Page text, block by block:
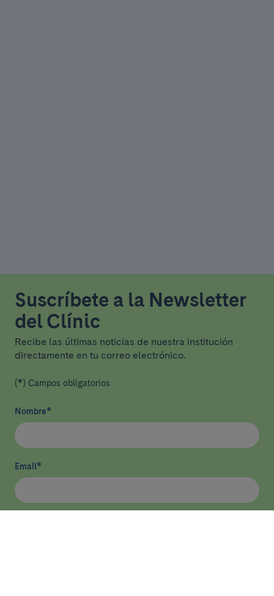
Suscríbete a la Newsletter
del Clínic
Recibe las últimas noticias de nuestra institución
directamente en tu correo electrónico.
(*) Campos obligatorios
Nombre*
Email*